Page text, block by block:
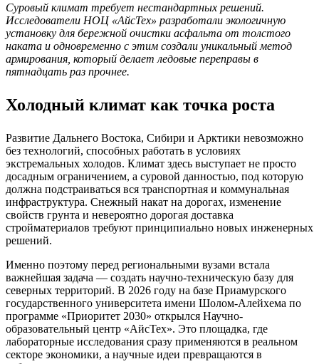
Суровый климат требует нестандартных решений.
Исследователи НОЦ «АйсТех» разработали экологичную
установку для бережной очистки асфальта от толстого
наката и одновременно с этим создали уникальный метод
армирования, который делает ледовые переправы в
пятнадцать раз прочнее.
Холодный климат как точка роста
Развитие Дальнего Востока, Сибири и Арктики невозможно
без технологий, способных работать в условиях
экстремальных холодов. Климат здесь выступает не просто
досадным ограничением, а суровой данностью, под которую
должна подстраиваться вся транспортная и коммунальная
инфраструктура. Снежный накат на дорогах, изменение
свойств грунта и невероятно дорогая доставка
стройматериалов требуют принципиально новых инженерных
решений.
Именно поэтому перед региональными вузами встала
важнейшая задача — создать научно-техническую базу для
северных территорий. В 2026 году на базе Приамурского
государственного университета имени Шолом-Алейхема по
программе «Приоритет 2030» открылся Научно-
образовательный центр «АйсТех». Это площадка, где
лабораторные исследования сразу применяются в реальном
секторе экономики, а научные идеи превращаются в